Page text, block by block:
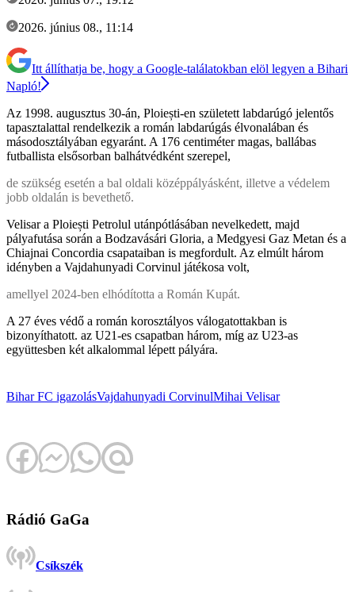
2026. június 08., 11:14
Itt állíthatja be, hogy a Google-találatokban elöl legyen a Bihari
Napló!
Az 1998. augusztus 30-án, Ploiești-en született labdarúgó jelentős
tapasztalattal rendelkezik a román labdarúgás élvonalában és
másodosztályában egyaránt. A 176 centiméter magas, ballábas
futballista elsősorban balhátvédként szerepel,
de szükség esetén a bal oldali középpályásként, illetve a védelem
jobb oldalán is bevethető.
Velisar a Ploiești Petrolul utánpótlásában nevelkedett, majd
pályafutása során a Bodzavásári Gloria, a Medgyesi Gaz Metan és a
Chiajnai Concordia csapataiban is megfordult. Az elmúlt három
idényben a Vajdahunyadi Corvinul játékosa volt,
amellyel 2024-ben elhódította a Román Kupát.
A 27 éves védő a román korosztályos válogatottakban is
bizonyíthatott. az U21-es csapatban három, míg az U23-as
együttesben két alkalommal lépett pályára.
Bihar FC igazolásVajdahunyadi CorvinulMihai Velisar
Rádió GaGa
Csíkszék